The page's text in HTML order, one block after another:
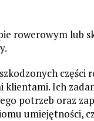
rowerowym lub
Ich
potrzeb oraz
umiejętności,